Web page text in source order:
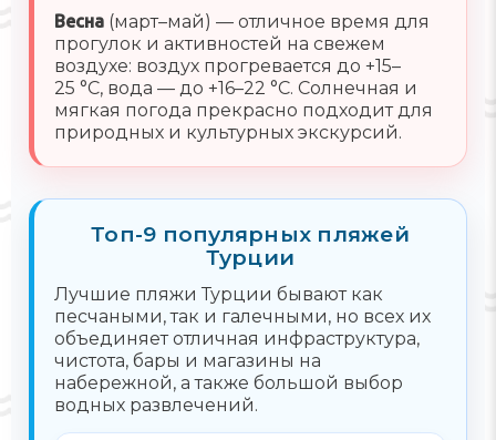
Весна(март–май) — отличное время для
прогулок и активностей на свежем
воздухе: воздух прогревается до +15–
25 °C, вода — до +16–22 °C. Солнечная и
мягкая погода прекрасно подходит для
природных и культурных экскурсий.
Топ-9 популярных пляжей
Турции
Лучшие пляжи Турции бывают как
песчаными, так и галечными, но всех их
объединяет отличная инфраструктура,
чистота, бары и магазины на
набережной, а также большой выбор
водных развлечений.